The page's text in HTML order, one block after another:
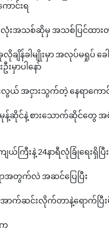
ာင်းရ
းလုံးအသစ်ဆိုမှ အသစ်ပြင်ထား
န်ခါမျိုးမှာ အလုပ်မရှုပ် ခေ
မှာပါနော်
းလွယ် အငှားသွက်တဲ့ နေရာကော
မုန့်ဆိုင်နဲ့ စားသောက်ဆိုင်တွေ အ
ြီးနဲ့ 24နာရီလုံခြုံရေးရှိပြီး
ရာအတွက်လဲ အဆင်ပြေပြီး
ာက်ဆင်းလိုက်တာနဲ့ရောက်ပြီး
ေ